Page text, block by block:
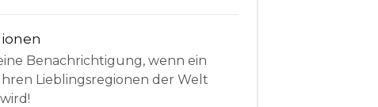
Benachrichtigung, wenn ein
Lieblingsregionen der Welt